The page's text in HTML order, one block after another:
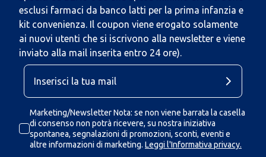
esclusi farmaci da banco latti per la prima infanzia e
kit convenienza. Il coupon viene erogato solamente
ai nuovi utenti che si iscrivono alla newsletter e viene
inviato alla mail inserita entro 24 ore).
Marketing/Newsletter Nota: se non viene barrata la casella
di consenso non potrà ricevere, su nostra iniziativa
spontanea, segnalazioni di promozioni, sconti, eventi e
altre informazioni di marketing. Leggi l'Informativa privacy.